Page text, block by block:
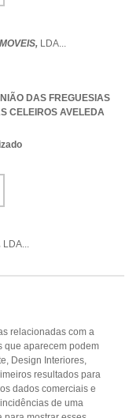
LDA...
DAS FREGUESIAS
CELEIROS AVELEDA
LDA...
relacionadas com a
que aparecem podem
Design Interiores,
resultados para
dados comerciais e
de uma